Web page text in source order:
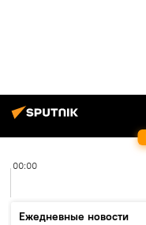
00:00
Ежедневные новости